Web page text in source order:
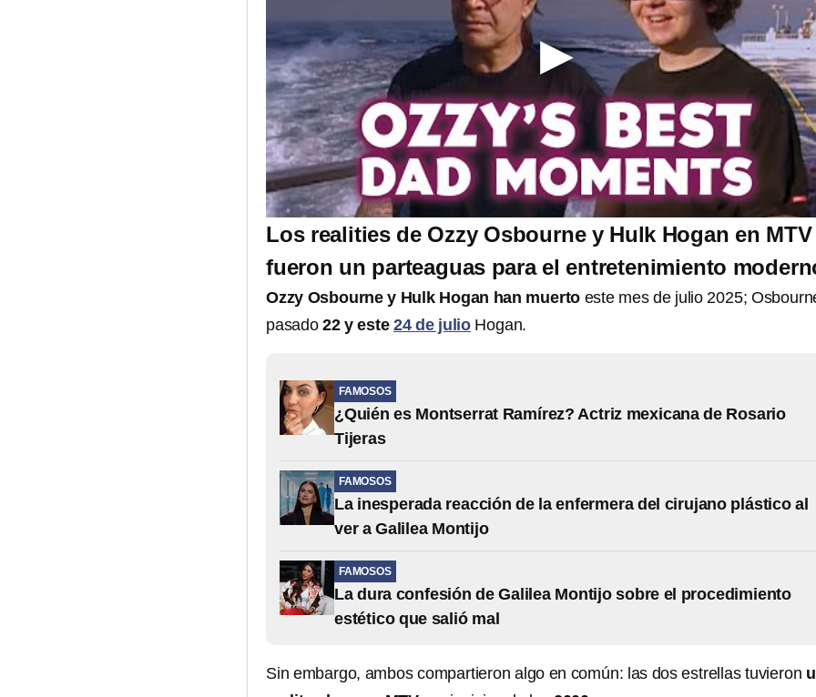
Los realities de Ozzy Osbourne y Hulk Hogan en MTV
fueron un parteaguas para el entretenimiento
Ozzy Osbourne y Hulk Hogan han muerto este mes de julio 2025;
pasado22 y este24 de julio Hogan.
FAMOSOS
¿Quién es Montserrat Ramírez? Actriz mexicana de Rosario
Tijeras
FAMOSOS
La inesperada reacción de la enfermera del cirujano plástico al
ver a Galilea Montijo
FAMOSOS
La dura confesión de Galilea Montijo sobre el procedimiento
estético que salió mal
Sin embargo, ambos compartieron algo en común: las dos estrellas tuvieron